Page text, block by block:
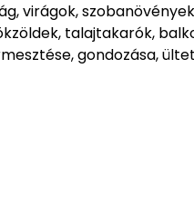
virágok,
talajtakarók,
gondozása,